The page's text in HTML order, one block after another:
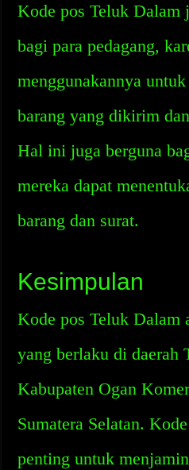
Kode pos Teluk Dalam
bagi para pedagang,
menggunakannya
barang yang dikirim
Hal ini juga berguna
mereka dapat
barang dan surat.
Kesimpulan
Kode pos Teluk Dalam
yang berlaku di daerah
Kabupaten Ogan
Sumatera Selatan.
penting untuk